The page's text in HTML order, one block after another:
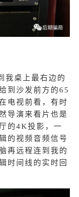
我桌上最右边的
到沙发前方的65
电视前看，有时
导演来看片也是
的4K投影，一
的视频音频信号
再远程连到我的
时间线的实时回